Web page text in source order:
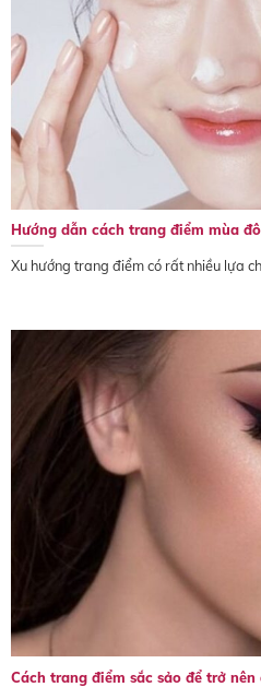
Hướng dẫn cách trang điểm mùa
Xu hướng trang điểm có rất nhiều lựa
Cách trang điểm sắc sảo để trở